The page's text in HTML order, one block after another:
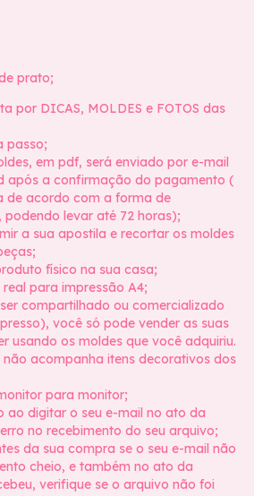
prato;
por DICAS, MOLDES e FOTOS das
passo;
em pdf, será enviado por e-mail
após a confirmação do pagamento (
de acordo com a forma de
levar até 72 horas);
a sua apostila e recortar os moldes
físico na sua casa;
para impressão A4;
compartilhado ou comercializado
você só pode vender as suas
usando os moldes que você adquiriu.
acompanha itens decorativos dos
para monitor;
ao digitar o seu e-mail no ato da
no recebimento do seu arquivo;
da sua compra se o seu e-mail não
cheio, e também no ato da
verifique se o arquivo não foi